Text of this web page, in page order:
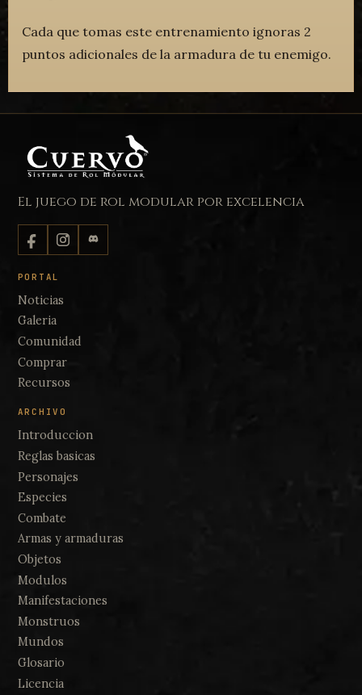
Cada que tomas este entrenamiento ignoras 2
puntos adicionales de la armadura de tu enemigo.
El juego de rol modular por excelencia
PORTAL
Noticias
Galeria
Comunidad
Comprar
Recursos
ARCHIVO
Introduccion
Reglas basicas
Personajes
Especies
Combate
Armas y armaduras
Objetos
Modulos
Manifestaciones
Monstruos
Mundos
Glosario
Licencia